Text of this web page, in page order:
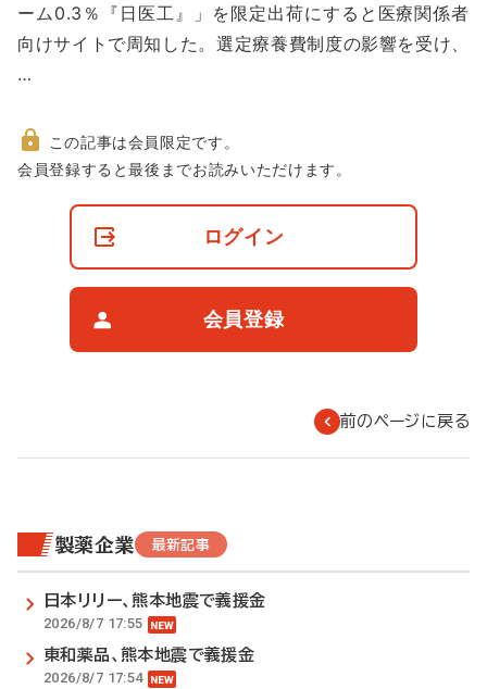
ーム0.3％『日医工』」を限定出荷にすると医療関係者
向けサイトで周知した。選定療養費制度の影響を受け、
…
非
この記事は会員限定です。
会員登録すると最後までお読みいただけます。
ログイン
会員登録
前のページに戻る
製薬企業 最新記事
日本リリー、熊本地震で義援金
2026/8/7 17:55
東和薬品、熊本地震で義援金
2026/8/7 17:54